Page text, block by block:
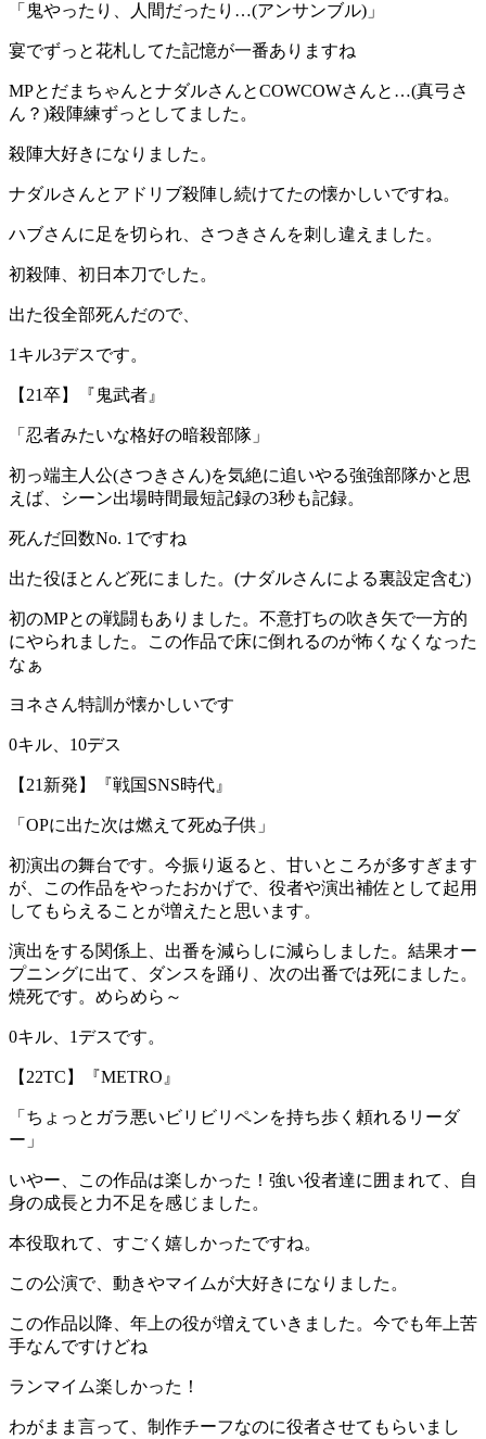
「鬼やったり、人間だったり…(アンサンブル)」
宴でずっと花札してた記憶が一番ありますね
MPとだまちゃんとナダルさんとCOWCOWさんと…(真弓さ
ん？)殺陣練ずっとしてました。
殺陣大好きになりました。
ナダルさんとアドリブ殺陣し続けてたの懐かしいですね。
ハブさんに足を切られ、さつきさんを刺し違えました。
初殺陣、初日本刀でした。
出た役全部死んだので、
1キル3デスです。
【21卒】『鬼武者』
「忍者みたいな格好の暗殺部隊」
初っ端主人公(さつきさん)を気絶に追いやる強強部隊かと思
えば、シーン出場時間最短記録の3秒も記録。
死んだ回数No. 1ですね
出た役ほとんど死にました。(ナダルさんによる裏設定含む)
初のMPとの戦闘もありました。不意打ちの吹き矢で一方的
にやられました。この作品で床に倒れるのが怖くなくなった
なぁ
ヨネさん特訓が懐かしいです
0キル、10デス
【21新発】『戦国SNS時代』
「OPに出た次は燃えて死ぬ子供」
初演出の舞台です。今振り返ると、甘いところが多すぎます
が、この作品をやったおかげで、役者や演出補佐として起用
してもらえることが増えたと思います。
演出をする関係上、出番を減らしに減らしました。結果オー
プニングに出て、ダンスを踊り、次の出番では死にました。
焼死です。めらめら～
0キル、1デスです。
【22TC】『METRO』
「ちょっとガラ悪いビリビリペンを持ち歩く頼れるリーダ
ー」
いやー、この作品は楽しかった！強い役者達に囲まれて、自
身の成長と力不足を感じました。
本役取れて、すごく嬉しかったですね。
この公演で、動きやマイムが大好きになりました。
この作品以降、年上の役が増えていきました。今でも年上苦
手なんですけどね
ランマイム楽しかった！
わがまま言って、制作チーフなのに役者させてもらいまし